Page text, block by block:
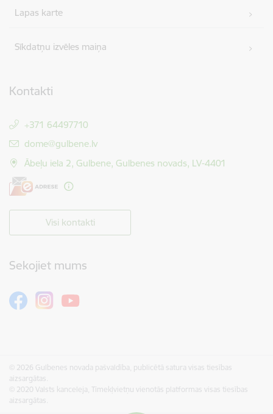
Lapas karte
Sīkdatņu izvēles maiņa
Kontakti
+371 64497710
E-pasts:
dome@gulbene.lv
Ābeļu iela 2, Gulbene, Gulbenes novads, LV-4401
Visi kontakti
Sekojiet mums
© 2026 Gulbenes novada pašvaldība, publicētā satura visas tiesības
aizsargātas.
© 2020 Valsts kanceleja, Tīmekļvietņu vienotās platformas visas tiesības
aizsargātas.